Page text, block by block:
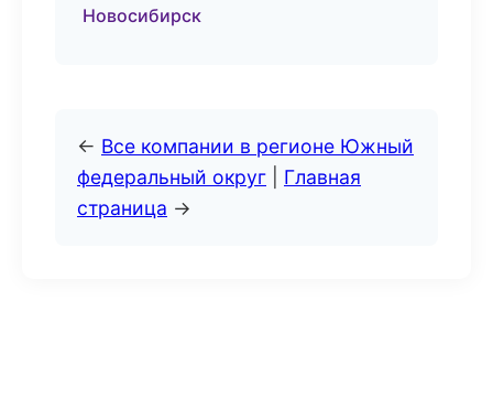
Новосибирск
← Все компании в регионе Южный
федеральный округ
Главная
страница →